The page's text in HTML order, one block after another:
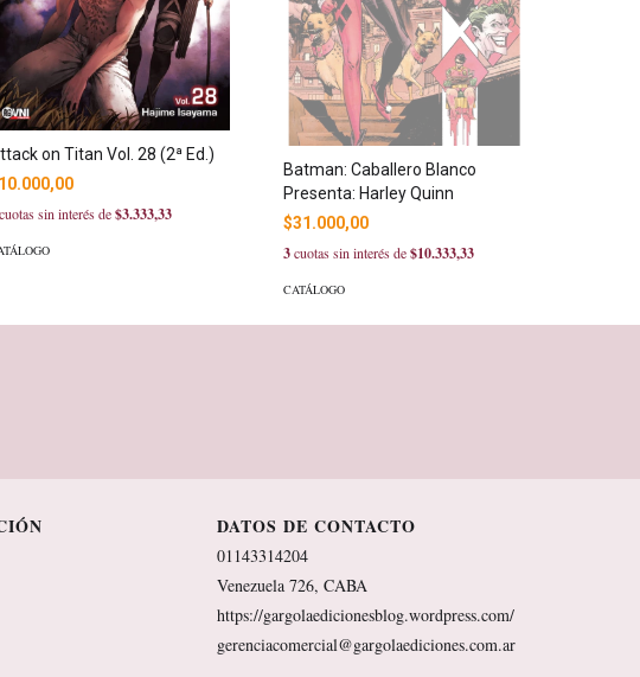
on Titan Vol. 28 (2ª Ed.)
cuotas sin interés de$3.333,33
Batman: Caballero Blanco
Presenta: Harley Quinn
$31.000,00
3cuotas sin interés de$10.333,33
CATÁLOGO
DATOS DE CONTACTO
01143314204
Venezuela 726, CABA
https://gargolaedicionesblog.wordpress.com/
gerenciacomercial@gargolaediciones.com.ar